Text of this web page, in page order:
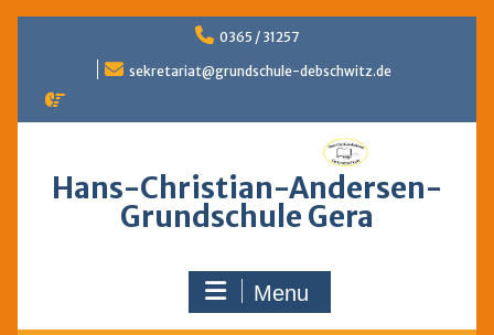
0365 / 31257
sekretariat@grundschule-debschwitz.de
Hans-Christian-Andersen-
Grundschule Gera
Menu